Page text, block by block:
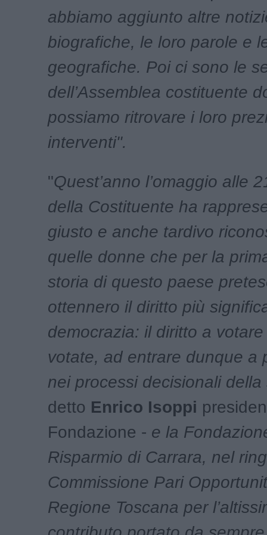
abbiamo aggiunto altre
biografiche, le loro parole e
geografiche. Poi ci sono le
dell’Assemblea costituente
possiamo ritrovare i loro
interventi".
"Quest’anno l’omaggio alle
della Costituente ha
giusto e anche tardivo
quelle donne che per la
storia di questo paese
ottennero il diritto più
democrazia: il diritto a
votate, ad entrare dunque a
nei processi decisionali della
detto Enrico Isoppi
Fondazione - e la
Risparmio di Carrara, nel
Commissione Pari
Regione Toscana per